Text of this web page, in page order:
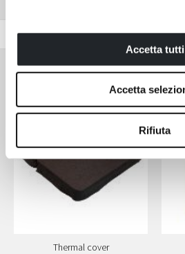
Accetta tutti
Accetta
Rifiuta
Farben Wanne
Zubehör
Optional
Thermal cover